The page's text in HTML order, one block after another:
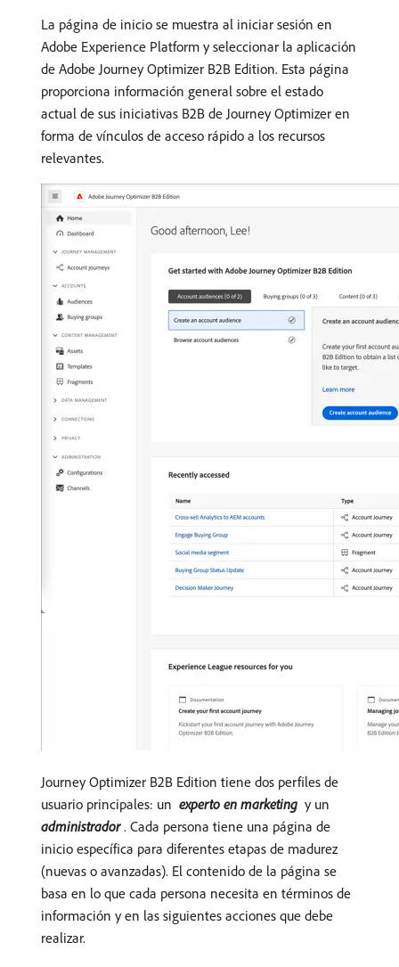
La página de inicio se muestra al iniciar sesión en
Adobe Experience Platform y seleccionar la aplicación
de Adobe Journey Optimizer B2B Edition. Esta página
proporciona información general sobre el estado
actual de sus iniciativas B2B de Journey Optimizer en
forma de vínculos de acceso rápido a los recursos
relevantes.
Journey Optimizer B2B Edition tiene dos perfiles de
usuario principales: un experto en marketing y un
administrador​. Cada persona tiene una página de
inicio específica para diferentes etapas de madurez
(nuevas o avanzadas). El contenido de la página se
basa en lo que cada persona necesita en términos de
información y en las siguientes acciones que debe
realizar.